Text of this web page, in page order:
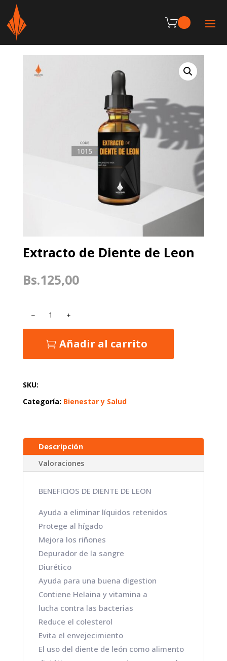
Extracto de Diente de Leon
Bs.125,00
Diente
Añadir al carrito
SKU:
Categoría: Bienestar y Salud
Descripción
Valoraciones
BENEFICIOS DE DIENTE DE LEON
Ayuda a eliminar líquidos retenidos
Protege al hígado
Mejora los riñones
Depurador de la sangre
Diurético
Ayuda para una buena digestion
Contiene Helaina y vitamina a
lucha contra las bacterias
Reduce el colesterol
Evita el envejecimiento
El uso del diente de león como alimento